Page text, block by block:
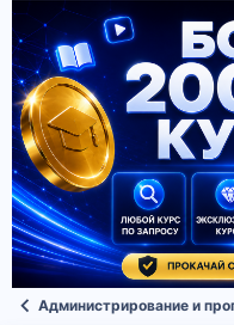
р
т
е
м
ы
ч
а
л
а
Администрирование и